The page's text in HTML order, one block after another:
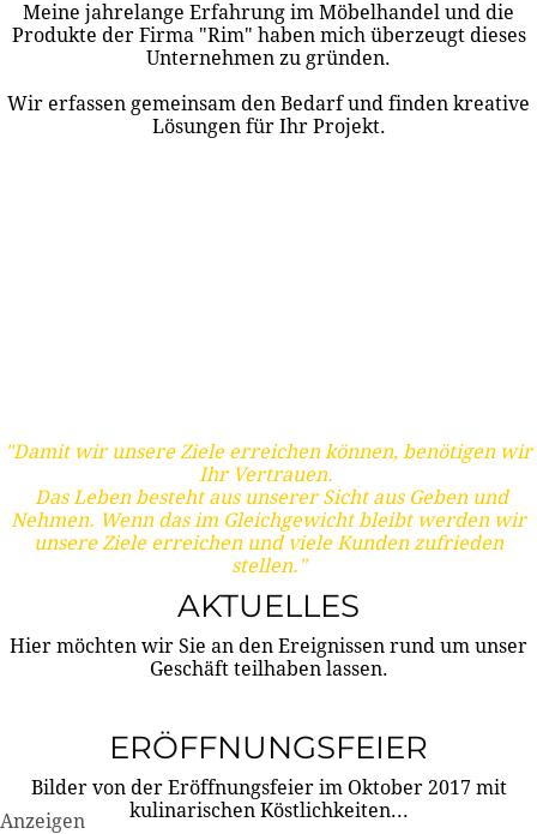
Meine jahrelange Erfahrung im Möbelhandel und die
Produkte der Firma "Rim" haben mich überzeugt dieses
Unternehmen zu gründen.
Wir erfassen gemeinsam den Bedarf und finden kreative
Lösungen für Ihr Projekt.
"Damit wir unsere Ziele erreichen können, benötigen wir
Ihr Vertrauen.
Das Leben besteht aus unserer Sicht aus Geben und
Nehmen. Wenn das im Gleichgewicht bleibt werden wir
unsere Ziele erreichen und viele Kunden zufrieden
stellen."
AKTUELLES
Hier möchten wir Sie an den Ereignissen rund um unser
Geschäft teilhaben lassen.
ERÖFFNUNGSFEIER
Bilder von der Eröffnungsfeier im Oktober 2017 mit
kulinarischen Köstlichkeiten...
Anzeigen